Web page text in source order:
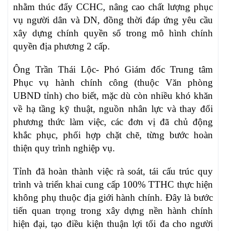
nhằm thúc đẩy CCHC, nâng cao chất lượng phục
vụ người dân và DN, đồng thời đáp ứng yêu cầu
xây dựng chính quyền số trong mô hình chính
quyền địa phương 2 cấp.
Ông Trần Thái Lộc- Phó Giám đốc Trung tâm
Phục vụ hành chính công (thuộc Văn phòng
UBND tỉnh) cho biết, mặc dù còn nhiều khó khăn
về hạ tầng kỹ thuật, nguồn nhân lực và thay đổi
phương thức làm việc, các đơn vị đã chủ động
khắc phục, phối hợp chặt chẽ, từng bước hoàn
thiện quy trình nghiệp vụ.
Tỉnh đã hoàn thành việc rà soát, tái cấu trúc quy
trình và triển khai cung cấp 100% TTHC thực hiện
không phụ thuộc địa giới hành chính. Đây là bước
tiến quan trọng trong xây dựng nền hành chính
hiện đại, tạo điều kiện thuận lợi tối đa cho người